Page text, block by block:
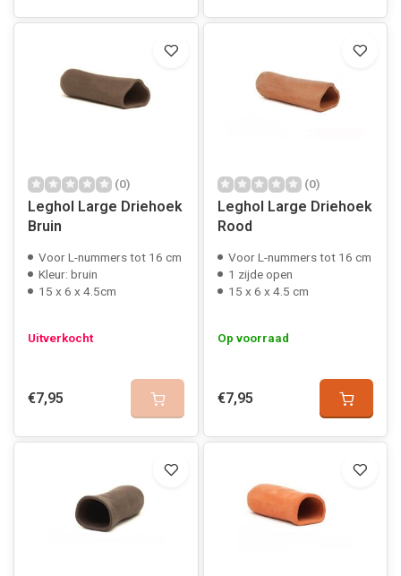
(0)
Leghol Large Driehoek
Bruin
Voor L-nummers tot 16 cm
Kleur: bruin
15 x 6 x 4.5cm
Uitverkocht
€7,95
(0)
Leghol Large Driehoek
Rood
Voor L-nummers tot 16 cm
1 zijde open
15 x 6 x 4.5 cm
Op voorraad
€7,95